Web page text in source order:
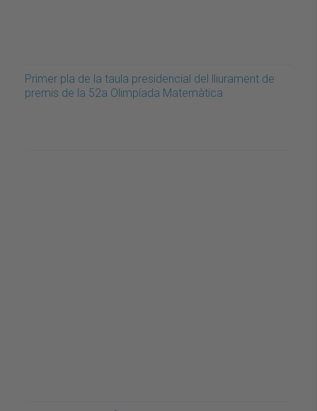
Primer pla de la taula presidencial del lliurament de
premis de la 52a Olimpíada Matemàtica